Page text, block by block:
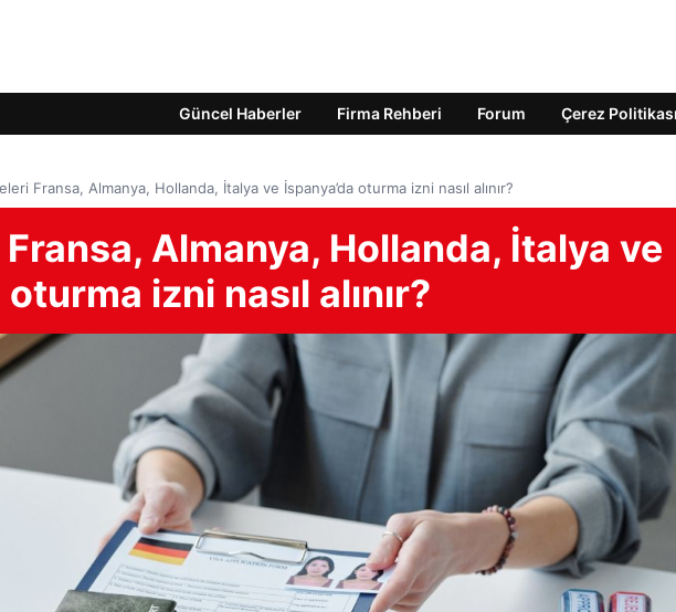
Güncel Haberler Firma Rehberi Forum Çerez Politikası
Fransa, Almanya, Hollanda, İtalya ve İspanya’da oturma izni nasıl alınır?
Almanya, Hollanda, İtalya ve
izni nasıl alınır?